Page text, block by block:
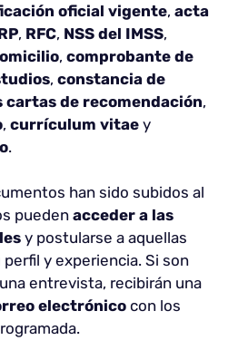
oficial vigente, acta
, RFC, NSS del IMSS,
, comprobante de
, constancia de
cartas de recomendación,
, currículum vitae y
.
han sido subidos al
puedenacceder a las
y postularse a aquellas
y experiencia. Si son
entrevista, recibirán una
electrónico con los